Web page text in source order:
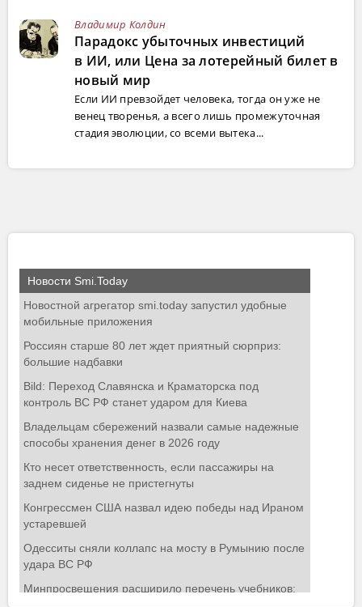
Владимир Колдин
Парадокс убыточных инвестиций
в ИИ, или Цена за лотерейный билет в
новый мир
Если ИИ превзойдет человека, тогда он уже не
венец творенья, а всего лишь промежуточная
стадия эволюции, со всеми вытека...